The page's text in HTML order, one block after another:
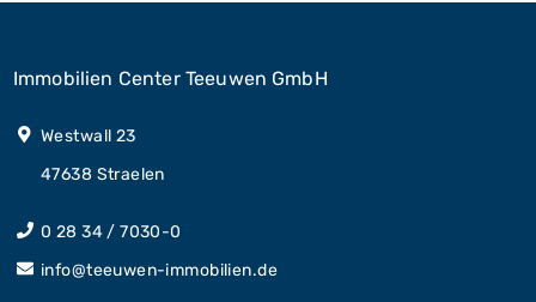
Immobilien Center Teeuwen GmbH
Westwall 23
47638 Straelen
0 28 34 / 7030-0
info@teeuwen-immobilien.de